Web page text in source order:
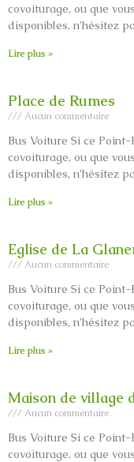
covoiturage, ou que
disponibles, n’hésitez
Lire plus »
Place de Rumes
Aucun commentaire
Bus Voiture Si ce
covoiturage, ou que
disponibles, n’hésitez
Lire plus »
Eglise de La
Aucun commentaire
Bus Voiture Si ce
covoiturage, ou que
disponibles, n’hésitez
Lire plus »
Maison de village
Aucun commentaire
Bus Voiture Si ce
covoiturage, ou que